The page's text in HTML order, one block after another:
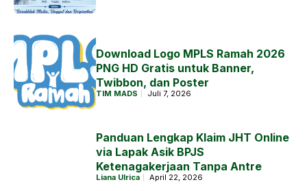
Download Logo MPLS Ramah 2026
PNG HD Gratis untuk Banner,
Twibbon, dan Poster
TIM MADS Juli 7, 2026
Panduan Lengkap Klaim JHT Online
via Lapak Asik BPJS
Ketenagakerjaan Tanpa Antre
Liana Ulrica April 22, 2026